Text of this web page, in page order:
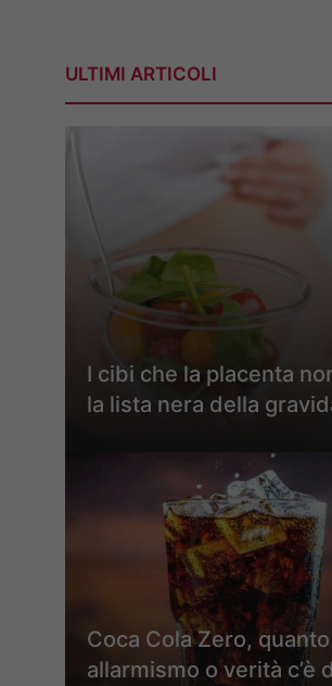
ULTIMI ARTICOLI
I cibi che la placenta
la lista nera della
Coca Cola Zero, quanto
allarmismo o verità c’è